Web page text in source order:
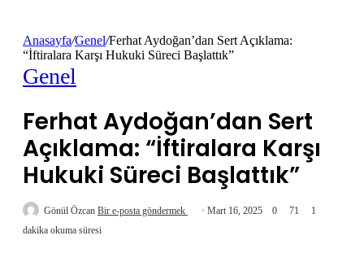
Anasayfa/Genel/Ferhat Aydoğan’dan Sert Açıklama:
“İftiralara Karşı Hukuki Süreci Başlattık”
Genel
Ferhat Aydoğan’dan Sert
Açıklama: “İftiralara Karşı
Hukuki Süreci Başlattık”
Gönül Özcan Bir e-posta göndermek Mart 16, 2025 0 71
1
dakika okuma süresi